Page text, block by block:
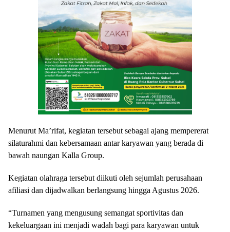
Menurut Ma’rifat, kegiatan tersebut sebagai ajang mempererat
silaturahmi dan kebersamaan antar karyawan yang berada di
bawah naungan Kalla Group.
Kegiatan olahraga tersebut diikuti oleh sejumlah perusahaan
afiliasi dan dijadwalkan berlangsung hingga Agustus 2026.
“Turnamen yang mengusung semangat sportivitas dan
kekeluargaan ini menjadi wadah bagi para karyawan untuk